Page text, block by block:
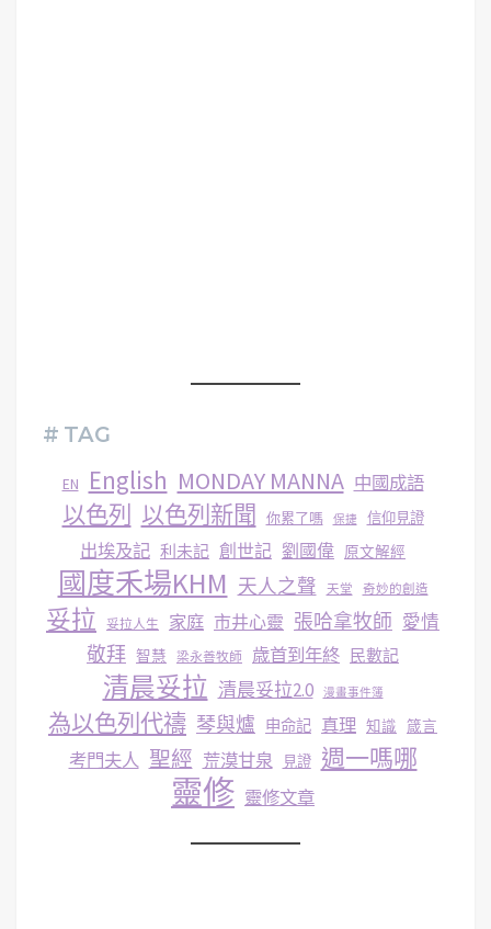
# TAG
EN English MONDAY MANNA 中國成語
以色列 以色列新聞 你累了嗎 保捷 信仰見證
出埃及記 利未記 創世記 劉國偉 原文解經
國度禾場KHM 天人之聲 天堂 奇妙的創造
妥拉 妥拉人生 家庭 市井心靈 張哈拿牧師 愛情
敬拜 智慧 梁永善牧師 歳首到年終 民數記
清晨妥拉 清晨妥拉2.0 漫畫事件簿
為以色列代禱 琴與爐 申命記 真理 知識 箴言
考門夫人 聖經 荒漠甘泉 見證 週一嗎哪
靈修 靈修文章